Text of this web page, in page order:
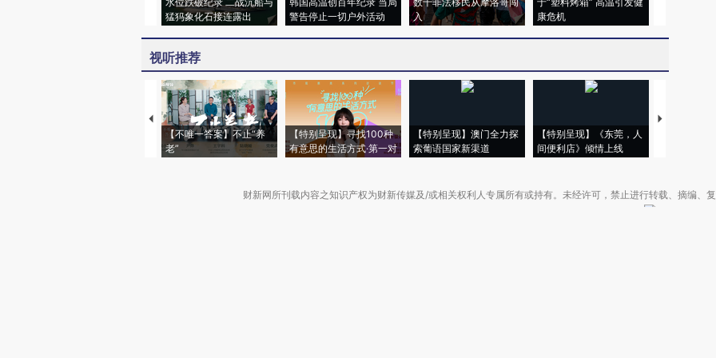
猛犸象化石接连露出
警告停止一切户外活动
入
康危机
视听推荐
【不唯一答案】不止“养
老”
【特别呈现】寻找100种
有意思的生活方式·第一对
【特别呈现】澳门全力探
索葡语国家新渠道
【特别呈现】《东莞，人
间便利店》倾情上线
【推广】走
财新网所刊载内容之知识产权为财新传媒及/或相关权利人专属所有或持有。未经许可，禁止进行转载、摘编、复